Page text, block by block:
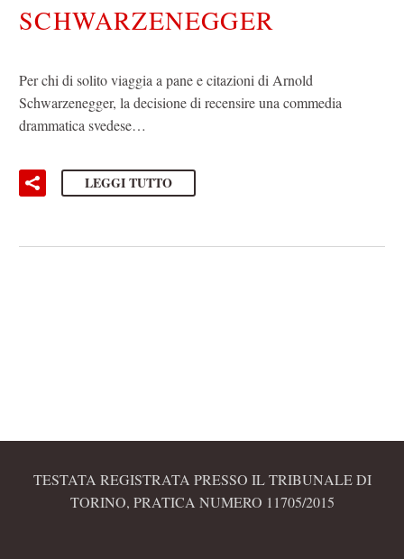
SCHWARZENEGGER
Per chi di solito viaggia a pane e citazioni di Arnold
Schwarzenegger, la decisione di recensire una commedia
drammatica svedese…
LEGGI TUTTO
TESTATA REGISTRATA PRESSO IL TRIBUNALE DI
TORINO, PRATICA NUMERO 11705/2015